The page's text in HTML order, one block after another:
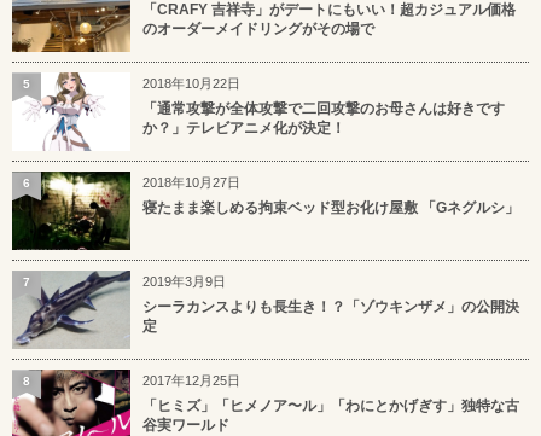
「CRAFY 吉祥寺」がデートにもいい！超カジュアル価格
のオーダーメイドリングがその場で
2018年10月22日
「通常攻撃が全体攻撃で二回攻撃のお母さんは好きです
か？」テレビアニメ化が決定！
5
2018年10月27日
寝たまま楽しめる拘束ベッド型お化け屋敷 「Gネグルシ」
6
2019年3月9日
シーラカンスよりも長生き！？「ゾウキンザメ」の公開決
定
7
2017年12月25日
「ヒミズ」「ヒメノア〜ル」「わにとかげぎす」独特な古
谷実ワールド
8